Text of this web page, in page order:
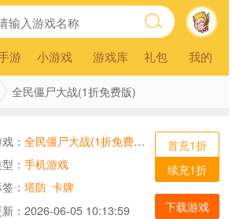
游 小游戏 游戏库 礼包 我的
全民僵尸大战(1折免费版)
： 全民僵尸大战(1折免费版)
： 手机游戏
： 塔防 卡牌
： 2026-06-05 10:13:59
首充1折
续充1折
下载游戏